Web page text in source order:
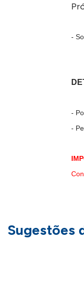
-
-
-
Sugestões